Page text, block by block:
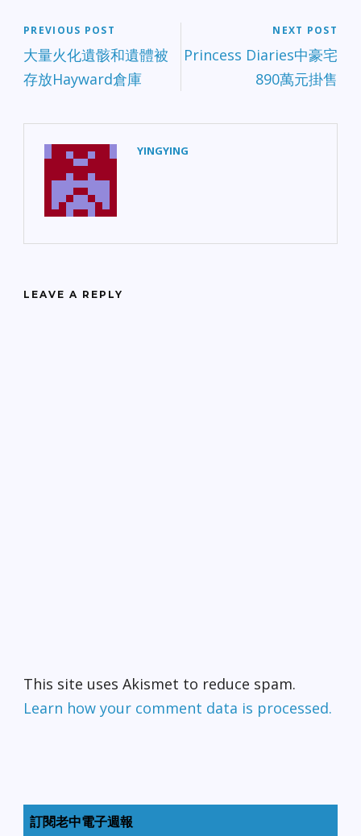
PREVIOUS POST
大量火化遺骸和遺體被
存放Hayward倉庫
NEXT POST
Princess Diaries中豪宅
890萬元掛售
YINGYING
LEAVE A REPLY
This site uses Akismet to reduce spam.
Learn how your comment data is processed.
訂閱老中電子週報